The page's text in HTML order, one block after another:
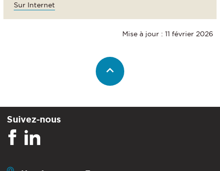
Sur Internet
Mise à jour : 11 février 2026
Suivez-nous